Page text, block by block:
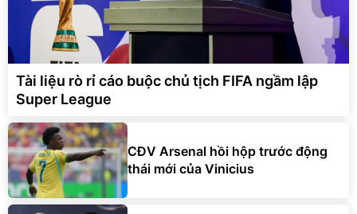
Tài liệu rò rỉ cáo buộc chủ tịch FIFA ngầm lập
Super League
CĐV Arsenal hồi hộp trước động
thái mới của Vinicius